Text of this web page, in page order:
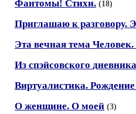
Фантомы! Стихи. (18)
Приглашаю к разговору.
Эта вечная тема Человек.
Из спэйсовского
Виртуалистика.
О женщине. О моей (3)